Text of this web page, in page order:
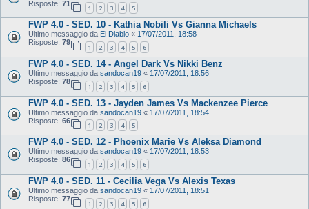
Risposte: 71
1 2 3 4 5
FWP 4.0 - SED. 10 - Kathia Nobili Vs Gianna Michaels
Ultimo messaggio da El Diablo « 17/07/2011, 18:58
Risposte: 79
1 2 3 4 5 6
FWP 4.0 - SED. 14 - Angel Dark Vs Nikki Benz
Ultimo messaggio da sandocan19 « 17/07/2011, 18:56
Risposte: 78
1 2 3 4 5 6
FWP 4.0 - SED. 13 - Jayden James Vs Mackenzee Pierce
Ultimo messaggio da sandocan19 « 17/07/2011, 18:54
Risposte: 66
1 2 3 4 5
FWP 4.0 - SED. 12 - Phoenix Marie Vs Aleksa Diamond
Ultimo messaggio da sandocan19 « 17/07/2011, 18:53
Risposte: 86
1 2 3 4 5 6
FWP 4.0 - SED. 11 - Cecilia Vega Vs Alexis Texas
Ultimo messaggio da sandocan19 « 17/07/2011, 18:51
Risposte: 77
1 2 3 4 5 6